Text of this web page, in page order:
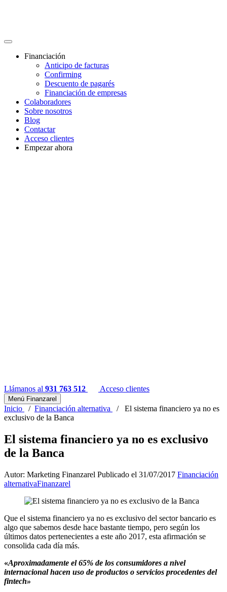
Financiación
Anticipo de facturas
Confirming
Descuento de pagarés
Financiación de empresas
Colaboradores
Sobre nosotros
Blog
Contactar
Acceso clientes
Empezar ahora
Llámanos al 931 763 512 Acceso clientes
Menú Finanzarel
Inicio / Financiación alternativa / El sistema financiero ya no es
exclusivo de la Banca
El sistema financiero ya no es exclusivo
de la Banca
Autor: Marketing Finanzarel Publicado el 31/07/2017 Financiación
alternativaFinanzarel
Que el sistema financiero ya no es exclusivo del sector bancario es
algo que sabemos desde hace bastante tiempo, pero según los
últimos datos pertenecientes a este año 2017, esta afirmación se
consolida cada día más.
«Aproximadamente el 65% de los consumidores a nivel
internacional hacen uso de productos o servicios procedentes del
fintech»